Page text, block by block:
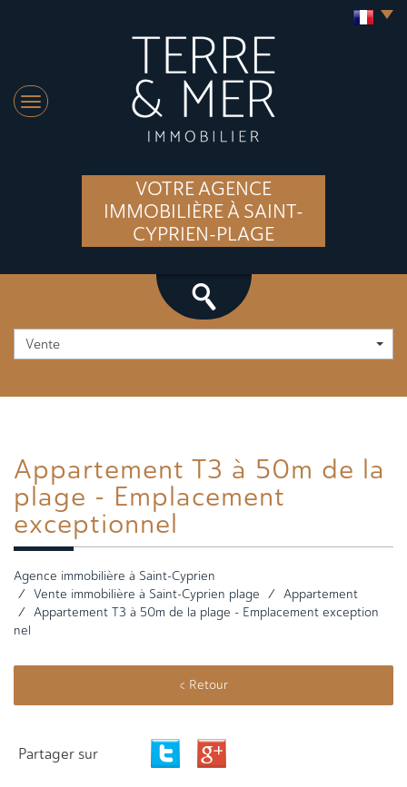
VOTRE AGENCE
IMMOBILIÈRE À SAINT-
CYPRIEN-PLAGE
Vente
Appartement T3 à 50m de la
plage - Emplacement
exceptionnel
Agence immobilière à Saint-Cyprien
Vente immobilière à Saint-Cyprien plage
Appartement
Appartement T3 à 50m de la plage - Emplacement exception
nel
< Retour
Partager sur